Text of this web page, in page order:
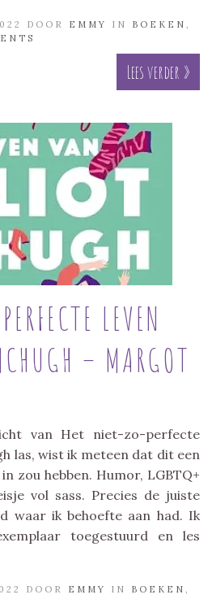
DOOR EMMY IN BOEKEN
Lees verder »
LEVEN
– MARGOT
van Het niet-zo-perfecte
las, wist ik meteen dat dit een
zou hebben. Humor, LGBTQ+
vol sass. Precies de juiste
waar ik behoefte aan had. Ik
toegestuurd en les
DOOR EMMY IN BOEKEN